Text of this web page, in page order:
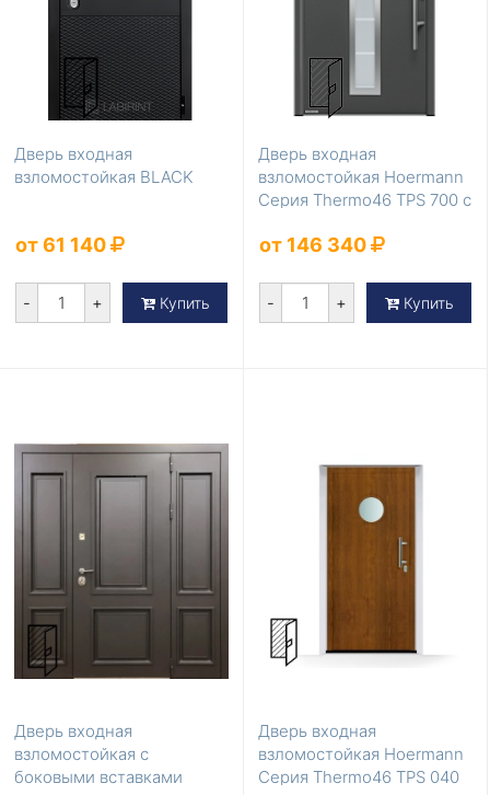
Дверь входная
взломостойкая BLACK
от 61 140
- + Купить
Дверь входная
взломостойкая Hoermann
Серия Thermo46 TPS 700 с
от 146 340
- + Купить
Дверь входная
взломостойкая с
боковыми вставками
Дверь входная
взломостойкая Hoermann
Серия Thermo46 TPS 040